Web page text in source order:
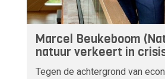
Marcel Beukeboom
natuur verkeert in
Tegen de achtergrond van